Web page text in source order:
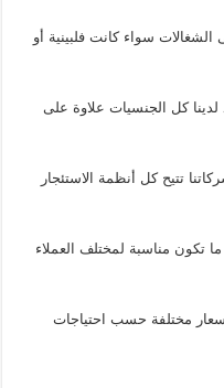
سواء كانت فلبينية أو
كل الجنسيات علاوة على
تتيح كل أنظمة الاستئجار
ما تكون مناسبة لمختلف العملاء
مختلفة حسب احتياجات